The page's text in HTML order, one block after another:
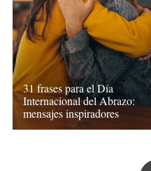
31 frases para el Día
Internacional del Abrazo:
mensajes inspiradores